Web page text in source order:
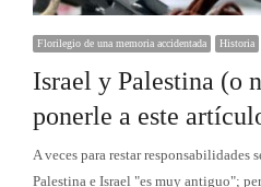
Florilegio de una memoria accidentada Historia
Israel y Palestina (o
ponerle a este
A veces para restar responsabilidades
Palestina e Israel "es muy antiguo";